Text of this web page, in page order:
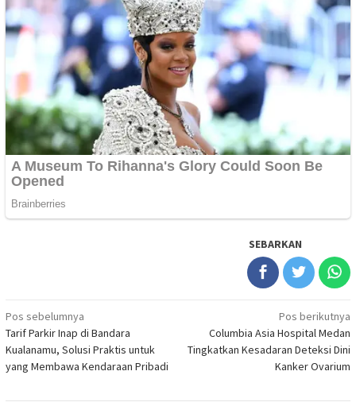
SEBARKAN
Navigasi
pos
Pos sebelumnya
Tarif Parkir Inap di Bandara
Kualanamu, Solusi Praktis untuk
yang Membawa Kendaraan Pribadi
Pos berikutnya
Columbia Asia Hospital Medan
Tingkatkan Kesadaran Deteksi Dini
Kanker Ovarium